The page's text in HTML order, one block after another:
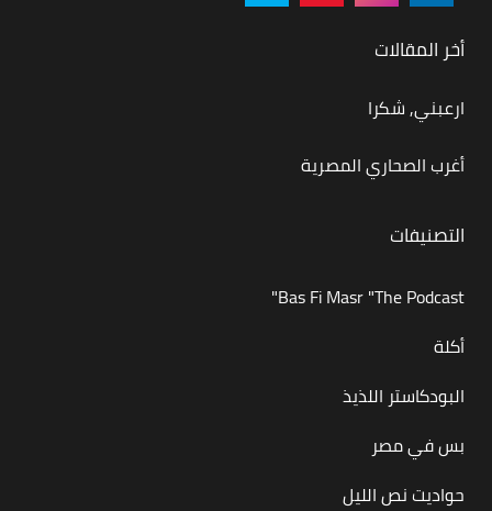
أخر المقالات
ارعبني, شكرا
أغرب الصحاري المصرية
التصنيفات
Bas Fi Masr "The Podcast"
أكلة
البودكاستر اللذيذ
بس في مصر
حواديت نص الليل